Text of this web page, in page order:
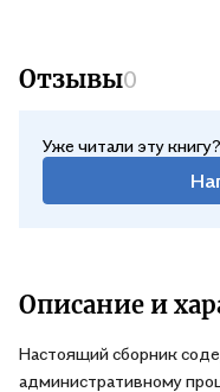
Отзывы0
Уже читали эту
Описание и
Настоящий сборник
административному